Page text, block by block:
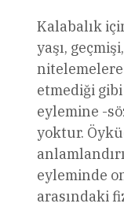
Kalabalık
yaşı,
etmediği
eylemine -
yoktur.
eyleminde
arasındaki